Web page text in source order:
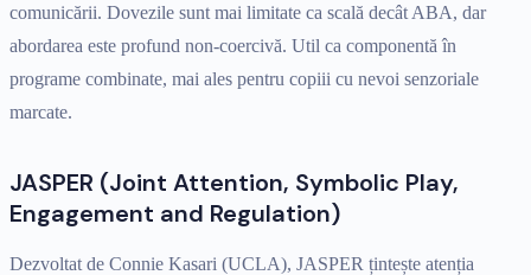
comunicării. Dovezile sunt mai limitate ca scală decât ABA, dar
abordarea este profund non-coercivă. Util ca componentă în
programe combinate, mai ales pentru copiii cu nevoi senzoriale
marcate.
JASPER (Joint Attention, Symbolic Play,
Engagement and Regulation)
Dezvoltat de Connie Kasari (UCLA), JASPER țintește atenția